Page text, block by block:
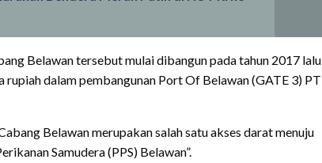
Belawan tersebut mulai dibangun pada tahun 2017 lalu
rupiah dalam pembangunan Port Of Belawan (GATE 3) PT
Belawan merupakan salah satu akses darat menuju
Samudera (PPS) Belawan”.